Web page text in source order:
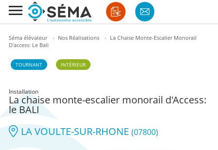
Séma élévateur › Nos Réalisations › La Chaise Monte-Escalier Monorail
D'access: Le Bali
TOURNANT INTÉRIEUR
Installation
La chaise monte-escalier monorail d'Access:
le BALI
LA VOULTE-SUR-RHONE (07800)